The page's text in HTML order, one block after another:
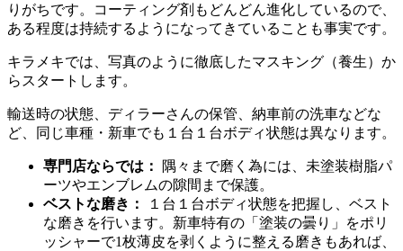
りがちです。コーティング剤もどんどん進化しているので、
ある程度は持続するようになってきていることも事実です。
キラメキでは、写真のように徹底したマスキング（養生）か
らスタートします。
輸送時の状態、ディラーさんの保管、納車前の洗車などな
ど、同じ車種・新車でも１台１台ボディ状態は異なります。
専門店ならでは：
隅々まで磨く為には、未塗装樹脂パ
ーツやエンブレムの隙間まで保護。
ベストな磨き：
１台１台ボディ状態を把握し、ベスト
な磨きを行います。新車特有の「塗装の曇り」をポリ
ッシャーで1枚薄皮を剥くように整える磨きもあれば、